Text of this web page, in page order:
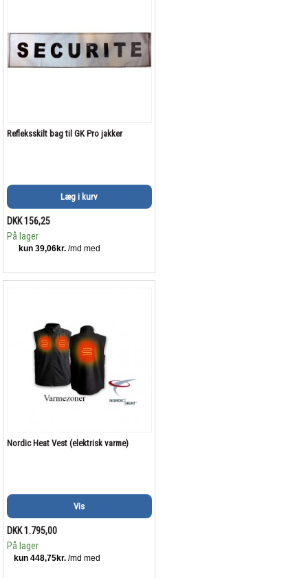
Refleksskilt bag til GK Pro jakker
Læg i kurv
DKK 156,25
På lager
Nordic Heat Vest (elektrisk varme)
Vis
DKK 1.795,00
På lager